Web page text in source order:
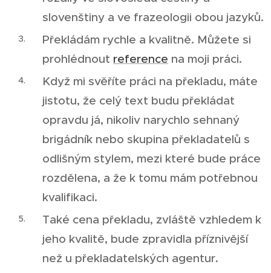
slovenštiny a ve frazeologii obou jazyků.
Překládám rychle a kvalitně. Můžete si
prohlédnout reference na moji práci.
Když mi svěříte práci na překladu, máte
jistotu, že celý text budu překládat
opravdu já, nikoliv narychlo sehnaný
brigádník nebo skupina překladatelů s
odlišným stylem, mezi které bude práce
rozdělena, a že k tomu mám potřebnou
kvalifikaci.
Také cena překladu, zvláště vzhledem k
jeho kvalitě, bude zpravidla příznivější
než u překladatelských agentur.